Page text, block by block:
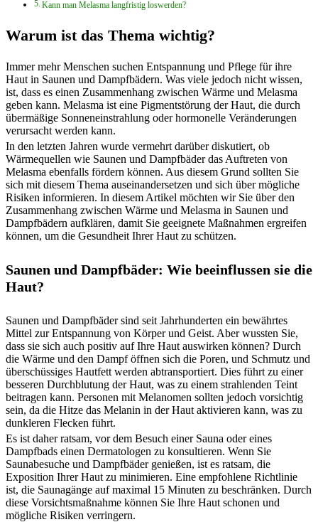
Kann man Melasma langfristig loswerden?
Warum ist das Thema wichtig?
Immer mehr Menschen suchen Entspannung und Pflege für ihre
Haut in Saunen und Dampfbädern. Was viele jedoch nicht wissen,
ist, dass es einen Zusammenhang zwischen Wärme und Melasma
geben kann. Melasma ist eine Pigmentstörung der Haut, die durch
übermäßige Sonneneinstrahlung oder hormonelle Veränderungen
verursacht werden kann.
In den letzten Jahren wurde vermehrt darüber diskutiert, ob
Wärmequellen wie Saunen und Dampfbäder das Auftreten von
Melasma ebenfalls fördern können. Aus diesem Grund sollten Sie
sich mit diesem Thema auseinandersetzen und sich über mögliche
Risiken informieren. In diesem Artikel möchten wir Sie über den
Zusammenhang zwischen Wärme und Melasma in Saunen und
Dampfbädern aufklären, damit Sie geeignete Maßnahmen ergreifen
können, um die Gesundheit Ihrer Haut zu schützen.
Saunen und Dampfbäder: Wie beeinflussen sie die
Haut?
Saunen und Dampfbäder sind seit Jahrhunderten ein bewährtes
Mittel zur Entspannung von Körper und Geist. Aber wussten Sie,
dass sie sich auch positiv auf Ihre Haut auswirken können? Durch
die Wärme und den Dampf öffnen sich die Poren, und Schmutz und
überschüssiges Hautfett werden abtransportiert. Dies führt zu einer
besseren Durchblutung der Haut, was zu einem strahlenden Teint
beitragen kann. Personen mit Melanomen sollten jedoch vorsichtig
sein, da die Hitze das Melanin in der Haut aktivieren kann, was zu
dunkleren Flecken führt.
Es ist daher ratsam, vor dem Besuch einer Sauna oder eines
Dampfbads einen Dermatologen zu konsultieren. Wenn Sie
Saunabesuche und Dampfbäder genießen, ist es ratsam, die
Exposition Ihrer Haut zu minimieren. Eine empfohlene Richtlinie
ist, die Saunagänge auf maximal 15 Minuten zu beschränken. Durch
diese Vorsichtsmaßnahme können Sie Ihre Haut schonen und
mögliche Risiken verringern.